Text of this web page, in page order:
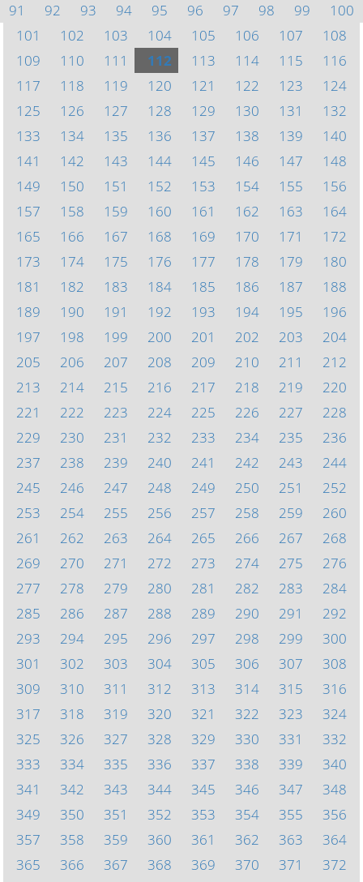
91
92 93 94 95 96 97 98 99
100
101
102 103 104 105 106 107
108
109
110 111 112 113 114 115
116
117
118 119 120 121 122 123
124
125
126 127 128 129 130 131
132
133
134 135 136 137 138 139
140
141
142 143 144 145 146 147
148
149
150 151 152 153 154 155
156
157
158 159 160 161 162 163
164
165
166 167 168 169 170 171
172
173
174 175 176 177 178 179
180
181
182 183 184 185 186 187
188
189
190 191 192 193 194 195
196
197
198 199 200 201 202 203
204
205
206 207 208 209 210 211
212
213
214 215 216 217 218 219
220
221
222 223 224 225 226 227
228
229
230 231 232 233 234 235
236
237
238 239 240 241 242 243
244
245
246 247 248 249 250 251
252
253
254 255 256 257 258 259
260
261
262 263 264 265 266 267
268
269
270 271 272 273 274 275
276
277
278 279 280 281 282 283
284
285
286 287 288 289 290 291
292
293
294 295 296 297 298 299
300
301
302 303 304 305 306 307
308
309
310 311 312 313 314 315
316
317
318 319 320 321 322 323
324
325
326 327 328 329 330 331
332
333
334 335 336 337 338 339
340
341
342 343 344 345 346 347
348
349
350 351 352 353 354 355
356
357
358 359 360 361 362 363
364
365
366 367 368 369 370 371
372